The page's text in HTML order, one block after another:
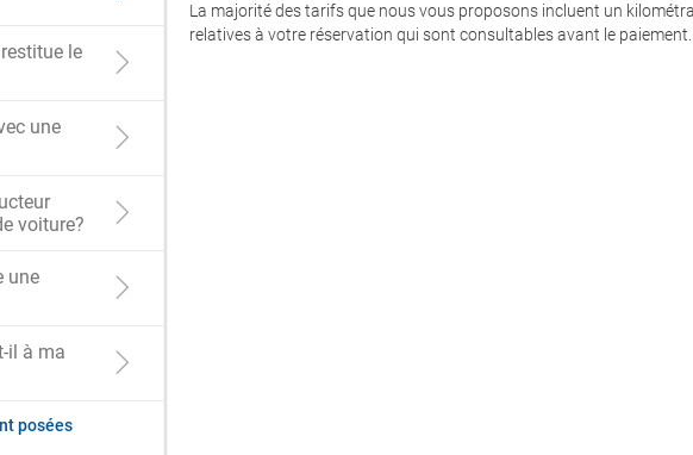
le
une
voiture?
une
il à ma
posées
La majorité des tarifs que nous vous proposons incluent un
relatives à votre réservation qui sont consultables avant le paiement.